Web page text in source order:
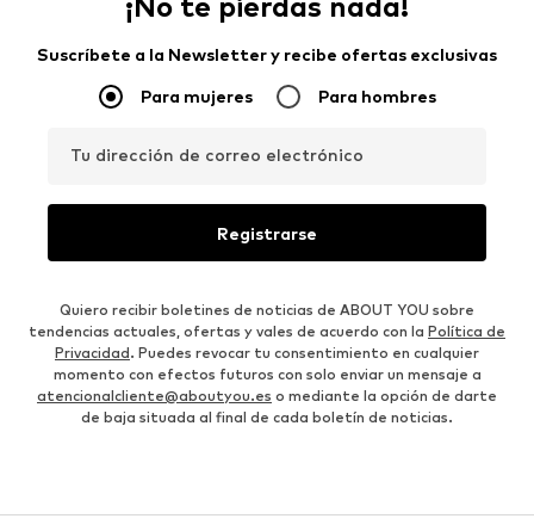
Suscríbete a la Newsletter y recibe ofertas exclusivas
Para mujeres Para hombres
Tu dirección de correo electrónico
Registrarse
Quiero recibir boletines de noticias de ABOUT YOU sobre
tendencias actuales, ofertas y vales de acuerdo con la Política de
Privacidad. Puedes revocar tu consentimiento en cualquier
momento con efectos futuros con solo enviar un mensaje a
atencionalcliente@aboutyou.es o mediante la opción de darte
de baja situada al final de cada boletín de noticias.